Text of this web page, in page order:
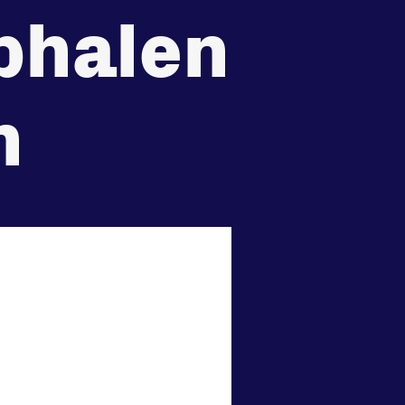
Huisregels
Vraag en contact